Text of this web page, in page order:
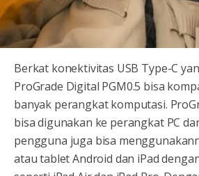
Berkat konektivitas USB Type-C
ProGrade Digital PGM0.5 bisa
banyak perangkat komputasi.
bisa digunakan ke perangkat PC
pengguna juga bisa
atau tablet Android dan iPad